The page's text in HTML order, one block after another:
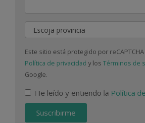
Provincia
Este sitio está protegido por
Política de privacidad y los Términos de
Google.
He leído y entiendo la Política
Suscribirme